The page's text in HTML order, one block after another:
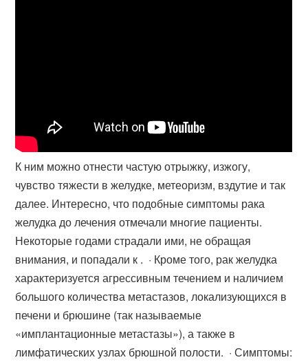
К ним можно отнести частую отрыжку, изжогу,
чувство тяжести в желудке, метеоризм, вздутие и так
далее. Интересно, что подобные симптомы рака
желудка до лечения отмечали многие пациенты.
Некоторые годами страдали ими, не обращая
внимания, и попадали к . · Кроме того, рак желудка
характеризуется агрессивным течением и наличием
большого количества метастазов, локализующихся в
печени и брюшине (так называемые
«имплантационные метастазы»), а также в
лимфатических узлах брюшной полости. · Симптомы: